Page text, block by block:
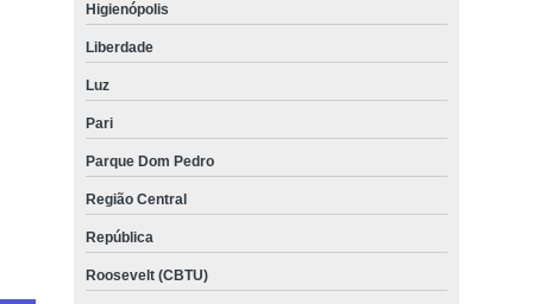
Higienópolis
Liberdade
Luz
Pari
Parque Dom Pedro
Região Central
República
Roosevelt (CBTU)